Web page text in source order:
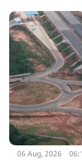
06 Aug, 2026